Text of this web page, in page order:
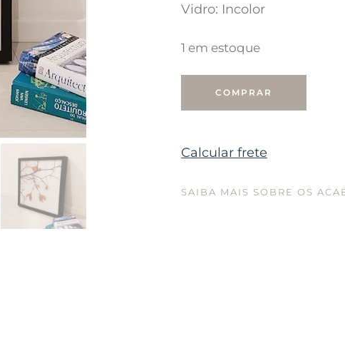
Vidro: Incolor
1 em estoque
COMPRAR
Calcular frete
SAIBA MAIS SOBRE OS